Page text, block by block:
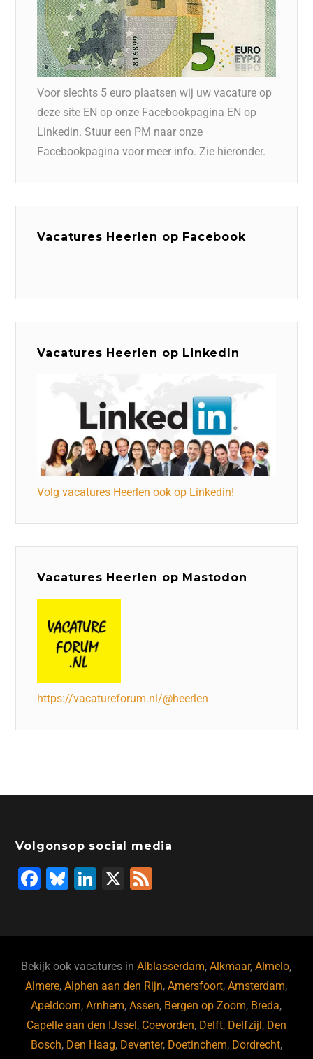
Voor slechts 5 euro plaatsen wij uw vacature op
deze site EN op onze Facebookpagina EN op
Linkedin. Stuur een PM naar onze
Facebookpagina voor meer info. Zie hieronder.
Vacatures Heerlen op Facebook
Vacatures Heerlen op LinkedIn
Volg vacatures Heerlen ook op Linkedin!
Vacatures Heerlen op Mastodon
https://vacatureforum.nl/@heerlen
Volgonsop social media
F
b
o
o
k
Bl
ky
Li
dI
n
X
Bekijk ook vacatures inAlblasserdam,Alkmaar,Almelo,
Almere,Alphen aan den Rijn,Amersfoort,Amsterdam,
Apeldoorn,Arnhem,Assen, Bergen op Zoom, Breda,
Capelle aan den IJssel, Coevorden, Delft, Delfzijl, Den
Bosch, Den Haag, Deventer, Doetinchem, Dordrecht,